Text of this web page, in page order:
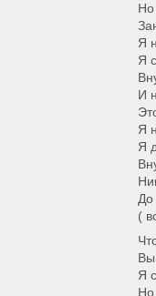
Но
Я
Я
И
Я
Я
До
(
Вы
Я
Но